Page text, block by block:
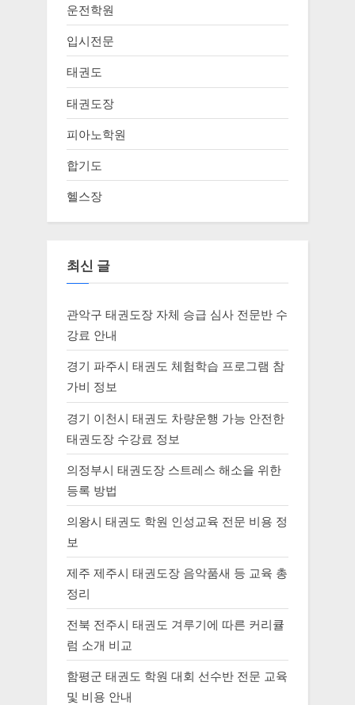
운전학원
입시전문
태권도
태권도장
피아노학원
합기도
헬스장
최신 글
관악구 태권도장 자체 승급 심사 전문반 수
강료 안내
경기 파주시 태권도 체험학습 프로그램 참
가비 정보
경기 이천시 태권도 차량운행 가능 안전한
태권도장 수강료 정보
의정부시 태권도장 스트레스 해소을 위한
등록 방법
의왕시 태권도 학원 인성교육 전문 비용 정
보
제주 제주시 태권도장 음악품새 등 교육 총
정리
전북 전주시 태권도 겨루기에 따른 커리큘
럼 소개 비교
함평군 태권도 학원 대회 선수반 전문 교육
및 비용 안내